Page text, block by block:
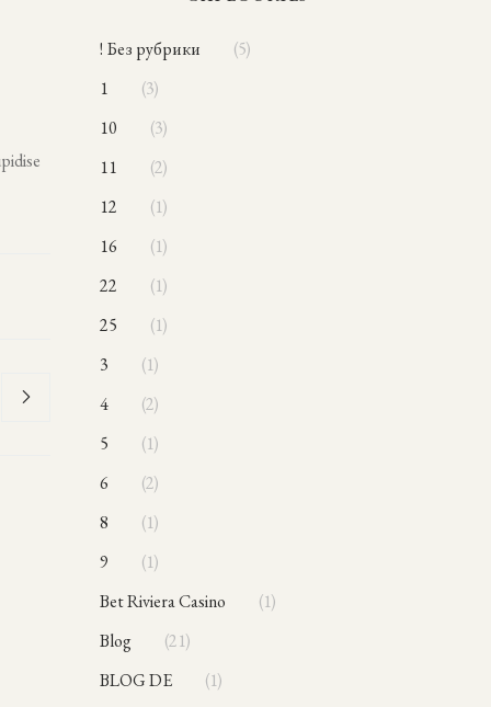
! Без рубрики
5
1
3
10
3
11
2
12
1
16
1
22
1
25
1
3
1
4
2
5
1
6
2
8
1
9
1
Bet Riviera Casino
1
blog
21
BLOG DE
1